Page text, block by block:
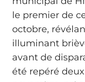
le premier de
octobre,
illuminant
avant de
été repéré